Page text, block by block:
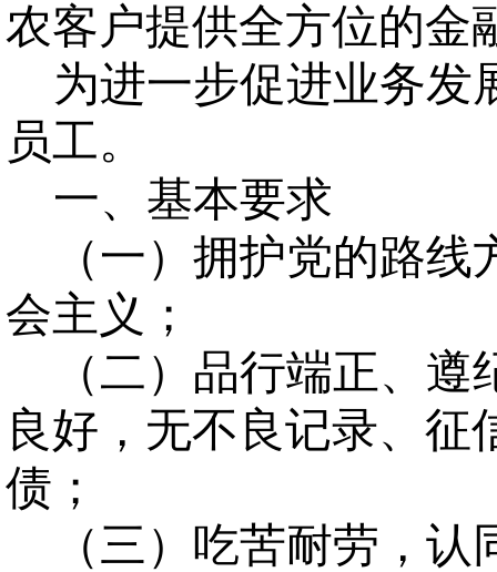
农客户提供全方位的金
为进一步促进业务发
员工。
一、基本要求
（一）拥护党的路
会主义；
（二）品行端正、
良好，无不良记录、征
债；
（三）吃苦耐劳，